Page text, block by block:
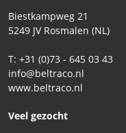
Biestkampweg 21
5249 JV Rosmalen (NL)
T: +31 (0)73 - 645 03 43
info@beltraco.nl
www.beltraco.nl
Veel gezocht